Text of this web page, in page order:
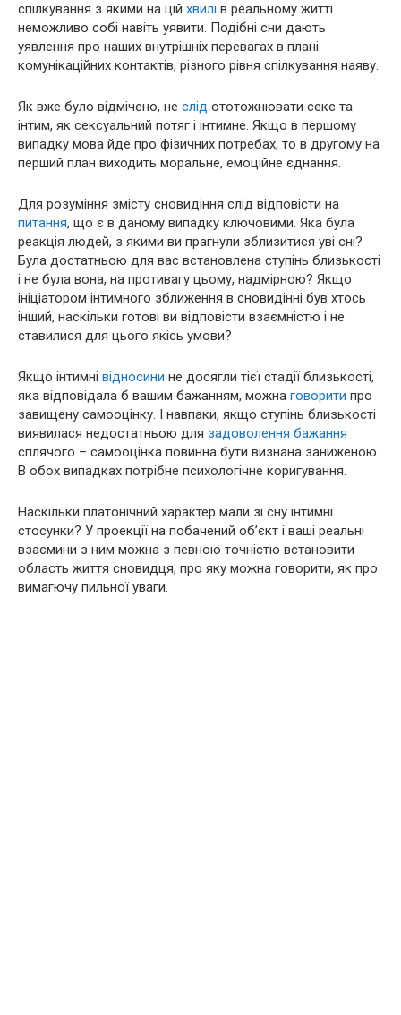
спілкування з якими на цій хвилі в реальному житті
неможливо собі навіть уявити. Подібні сни дають
уявлення про наших внутрішніх перевагах в плані
комунікаційних контактів, різного рівня спілкування наяву.
Як вже було відмічено, не слід ототожнювати секс та
інтим, як сексуальний потяг і інтимне. Якщо в першому
випадку мова йде про фізичних потребах, то в другому на
перший план виходить моральне, емоційне єднання.
Для розуміння змісту сновидіння слід відповісти на
питання, що є в даному випадку ключовими. Яка була
реакція людей, з якими ви прагнули зблизитися уві сні?
Була достатньою для вас встановлена ступінь близькості
і не була вона, на противагу цьому, надмірною? Якщо
ініціатором інтимного зближення в сновидінні був хтось
інший, наскільки готові ви відповісти взаємністю і не
ставилися для цього якісь умови?
Якщо інтимні відносини не досягли тієї стадії близькості,
яка відповідала б вашим бажанням, можна говорити про
завищену самооцінку. І навпаки, якщо ступінь близькості
виявилася недостатньою для задоволення бажання
сплячого – самооцінка повинна бути визнана заниженою.
В обох випадках потрібне психологічне коригування.
Наскільки платонічний характер мали зі сну інтимні
стосунки? У проекції на побачений об’єкт і ваші реальні
взаємини з ним можна з певною точністю встановити
область життя сновидця, про яку можна говорити, як про
вимагючу пильної уваги.